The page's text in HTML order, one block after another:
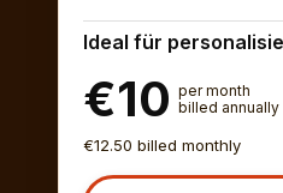
Ideal für
€10 per month
billed annually
€12.50 billed monthly